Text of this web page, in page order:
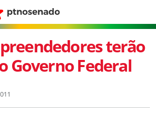
terão
Governo Federal